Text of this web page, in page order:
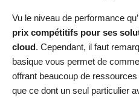
Vu le niveau de performance
prix compétitifs pour ses
cloud. Cependant, il faut
basique vous permet de
offrant beaucoup de
que ce dont un seul particulier